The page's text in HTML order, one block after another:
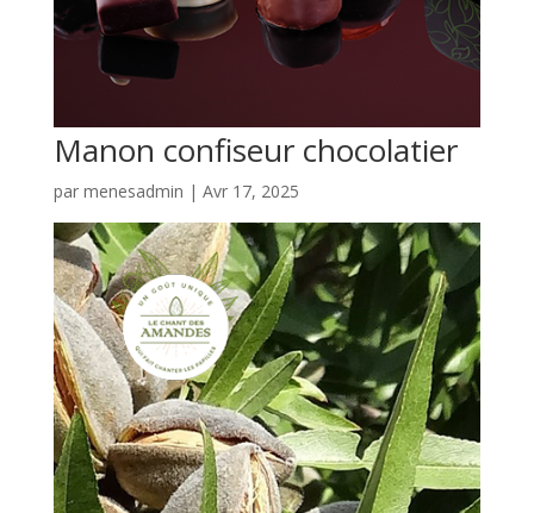
Manon confiseur chocolatier
par menesadmin | Avr 17, 2025